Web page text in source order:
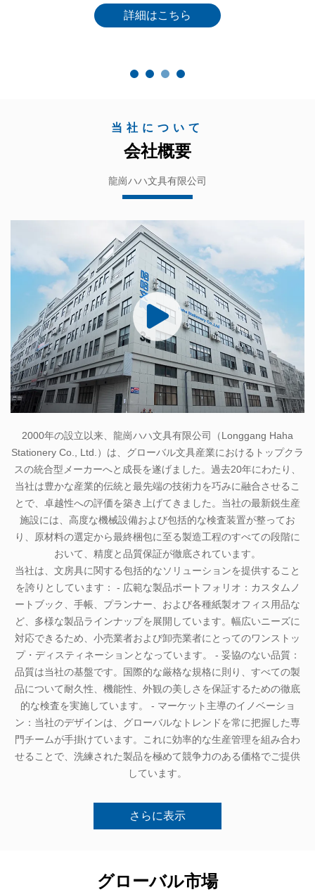
詳細はこちら
当社について
会社概要
龍崗ハハ文具有限公司
2000年の設立以来、龍崗ハハ文具有限公司（Longgang Haha
Stationery Co., Ltd.）は、グローバル文具産業におけるトップクラ
スの統合型メーカーへと成長を遂げました。過去20年にわたり、
当社は豊かな産業的伝統と最先端の技術力を巧みに融合させるこ
とで、卓越性への評価を築き上げてきました。当社の最新鋭生産
施設には、高度な機械設備および包括的な検査装置が整ってお
り、原材料の選定から最終梱包に至る製造工程のすべての段階に
おいて、精度と品質保証が徹底されています。
当社は、文房具に関する包括的なソリューションを提供すること
を誇りとしています： - 広範な製品ポートフォリオ：カスタムノ
ートブック、手帳、プランナー、および各種紙製オフィス用品な
ど、多様な製品ラインナップを展開しています。幅広いニーズに
対応できるため、小売業者および卸売業者にとってのワンストッ
プ・ディスティネーションとなっています。 - 妥協のない品質：
品質は当社の基盤です。国際的な厳格な規格に則り、すべての製
品について耐久性、機能性、外観の美しさを保証するための徹底
的な検査を実施しています。 - マーケット主導のイノベーショ
ン：当社のデザインは、グローバルなトレンドを常に把握した専
門チームが手掛けています。これに効率的な生産管理を組み合わ
せることで、洗練された製品を極めて競争力のある価格でご提供
しています。
さらに表示
グローバル市場